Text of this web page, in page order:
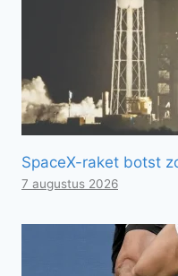
SpaceX-raket botst
7 augustus 2026